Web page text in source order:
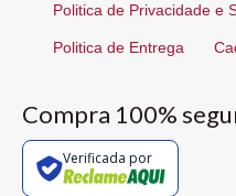
Politica de Privacidade e
Politica de Entrega
Compra 100%
Verificada por